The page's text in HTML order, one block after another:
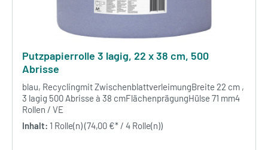
Putzpapierrolle 3 lagig, 22 x 38 cm, 500
Abrisse
blau, Recyclingmit ZwischenblattverleimungBreite 22 cm ,
3 lagig 500 Abrisse à 38 cmFlächenprägungHülse 71 mm4
Rollen / VE
Inhalt: 1 Rolle(n)(74,00 €* / 4 Rolle(n))